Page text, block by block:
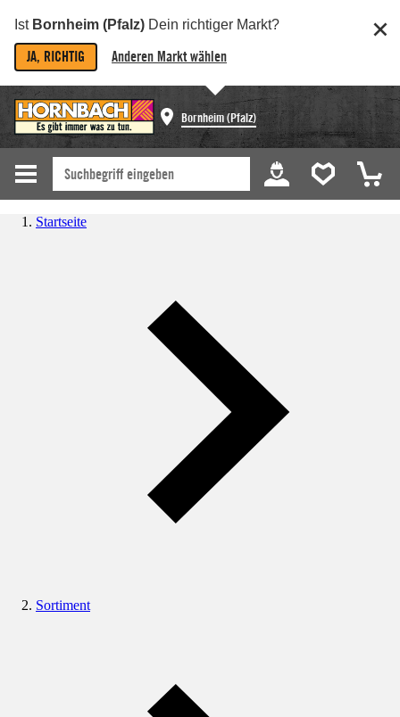
Ist Bornheim (Pfalz) Dein richtiger Markt?
JA, RICHTIG Anderen Markt wählen
Bornheim (Pfalz)
Startseite
Sortiment